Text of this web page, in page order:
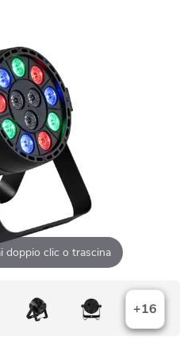
doppio clic o trascina
+16